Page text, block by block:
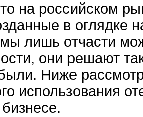
на российском
в оглядке
лишь отчасти
они решают
Ниже
использования